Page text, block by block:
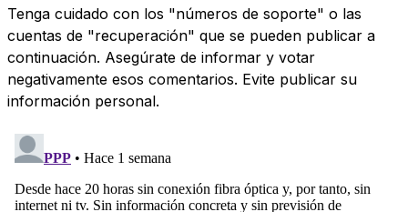
Tenga cuidado con los "números de soporte" o las
cuentas de "recuperación" que se pueden publicar a
continuación. Asegúrate de informar y votar
negativamente esos comentarios. Evite publicar su
información personal.